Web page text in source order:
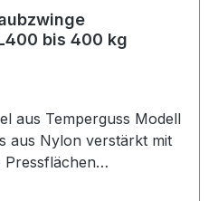
von 5 von 5 Sternen
bis 400 kg